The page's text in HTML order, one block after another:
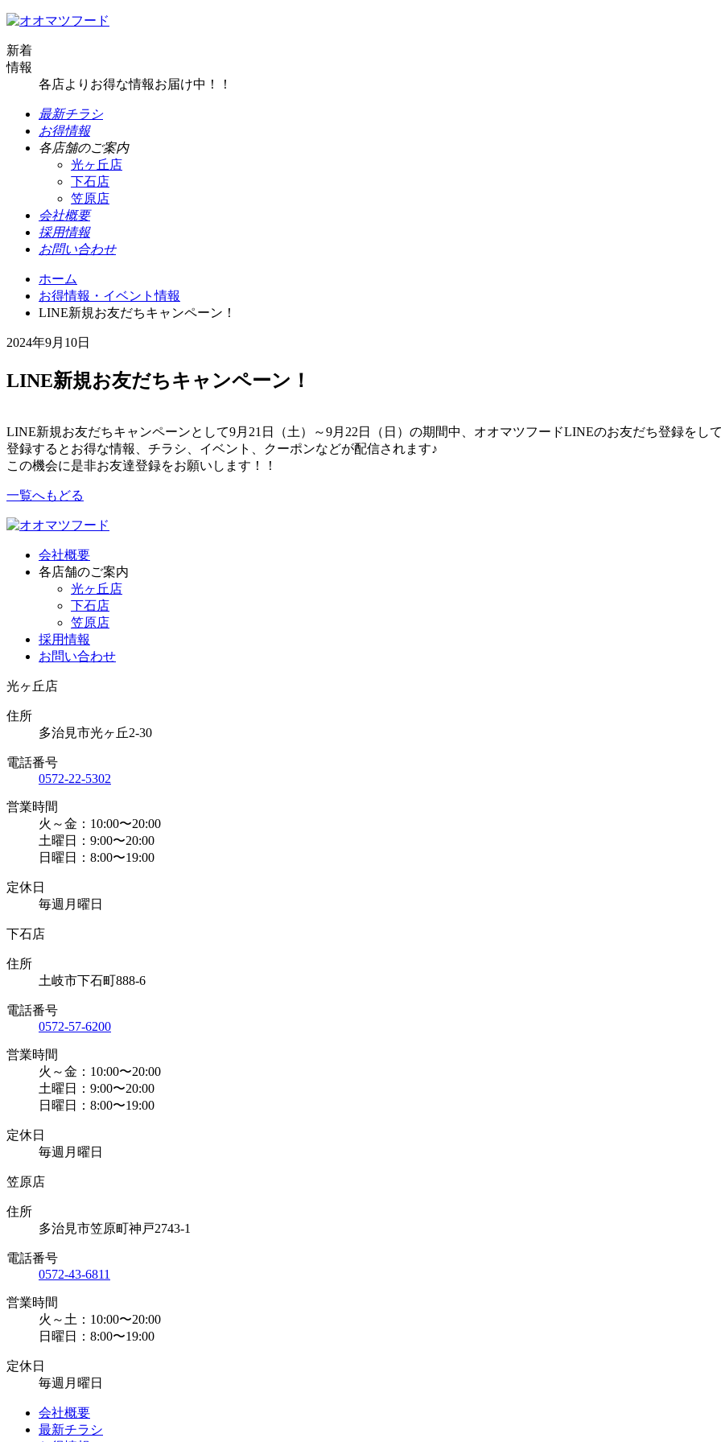
新着
情報
各店よりお得な情報お届け中！！
最新チラシ
お得情報
各店舗のご案内
光ヶ丘店
下石店
笠原店
会社概要
採用情報
お問い合わせ
ホーム
お得情報・イベント情報
LINE新規お友だちキャンペーン！
2024年9月10日
LINE新規お友だちキャンペーン！
LINE新規お友だちキャンペーンとして9月21日（土）～9月22日（日）の期間中、オオマツフードLINEのお友だち登録をし
登録するとお得な情報、チラシ、イベント、クーポンなどが配信されます♪
この機会に是非お友達登録をお願いします！！
一覧へもどる
会社概要
各店舗のご案内
光ヶ丘店
下石店
笠原店
採用情報
お問い合わせ
光ヶ丘店
住所
多治見市光ヶ丘2-30
電話番号
0572-22-5302
営業時間
火～金：10:00〜20:00
土曜日：9:00〜20:00
日曜日：8:00〜19:00
定休日
毎週月曜日
下石店
住所
土岐市下石町888-6
電話番号
0572-57-6200
営業時間
火～金：10:00〜20:00
土曜日：9:00〜20:00
日曜日：8:00〜19:00
定休日
毎週月曜日
笠原店
住所
多治見市笠原町神戸2743-1
電話番号
0572-43-6811
営業時間
火～土：10:00〜20:00
日曜日：8:00〜19:00
定休日
毎週月曜日
会社概要
最新チラシ